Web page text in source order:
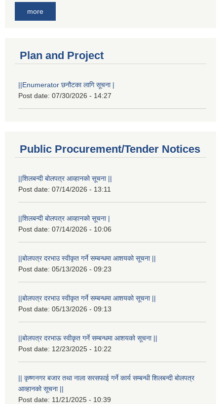
more
Plan and Project
||Enumerator छनौटका लागि सूचना |
Post date: 07/30/2026 - 14:27
Public Procurement/Tender Notices
||शिलबन्दी बोलपत्र आव्हानको सूचना ||
Post date: 07/14/2026 - 13:11
||शिलबन्दी बोलपत्र आव्हानको सूचना |
Post date: 07/14/2026 - 10:06
||बोलपत्र दरभाउ स्वीकृत गर्ने सम्बन्धमा आशयको सूचना ||
Post date: 05/13/2026 - 09:23
||बोलपत्र दरभाउ स्वीकृत गर्ने सम्बन्धमा आशयको सूचना ||
Post date: 05/13/2026 - 09:13
||बोलपत्र दरभाऊ स्वीकृत गर्ने सम्बन्धमा आशयको सूचना ||
Post date: 12/23/2025 - 10:22
|| कृष्णनगर बजार तथा नाला सरसफाई गर्ने कार्य सम्बन्धी शिलबन्दी बोलपत्र
आव्हानको सूचना ||
Post date: 11/21/2025 - 10:39